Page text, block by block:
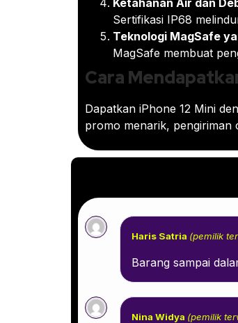
Sertifikasi IP68
Teknologi MagSafe
MagSafe membuat
Cara
Dapatkan iPhone 12 Mini
promo menarik, pengiriman
Haris Satria (pemilik
Barang sampai
Nina Widya (pemilik